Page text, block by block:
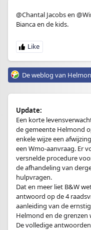
@Chantal Jacobs en
Bianca en de kids.
De weblog van
Update:
Een korte
de gemeente Helmond
enkele wijze een
een Wmo-aanvraag. Er
versnelde procedure
de afhandeling van
hulpvragen.
Dat en meer liet B&W
antwoord op de 4
aanleiding van de
Helmond en de
De volledige